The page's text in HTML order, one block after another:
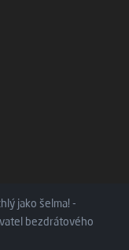
jako šelma! -
bezdrátového